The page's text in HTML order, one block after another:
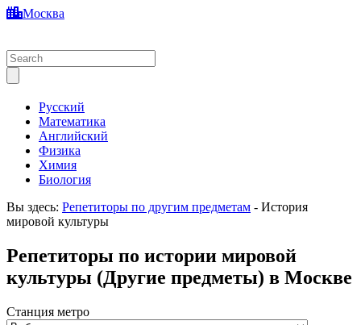
Москва
Русский
Математика
Английский
Физика
Химия
Биология
Вы здесь: Репетиторы по другим предметам - История
мировой культуры
Репетиторы по истории мировой
культуры (Другие предметы) в Москве
Станция метро